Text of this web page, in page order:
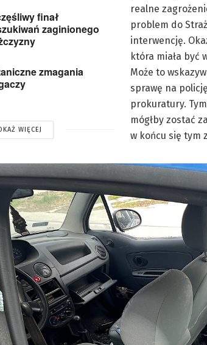
finał
zaginionego
zmagania
WIĘCEJ
realne
problem do
interwencję.
która miała być
Może to
sprawę na
prokuratury.
mógłby zostać
w końcu się tym